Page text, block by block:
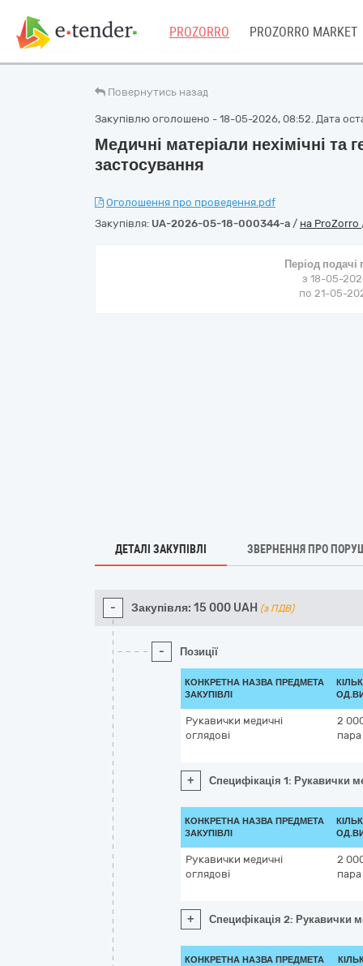
PROZORRO PROZORRO MARKET
Повернутись назад
Закупівлю оголошено - 18-05-2026, 08:52. Дата
Медичні матеріали нехімічні та
застосування
Оголошення про проведення.pdf
Закупівля: UA-2026-05-18-000344-a / на ProZorro
Період подачі
з 18-05-
по 21-05-
ДЕТАЛІ ЗАКУПІВЛІ ЗВЕРНЕННЯ ПРО
- Закупівля: 15 000 UAH (з ПДВ)
- Позиції
КОНКРЕТНА НАЗВА ПРЕДМЕТА
ЗАКУПІВЛІ
Рукавички медичні
оглядові
2
пара
+ Специфікація 1: Рукавички
КОНКРЕТНА НАЗВА ПРЕДМЕТА
ЗАКУПІВЛІ
Рукавички медичні
оглядові
2
пара
+ Специфікація 2: Рукавички
КОНКРЕТНА НАЗВА ПРЕДМЕТА